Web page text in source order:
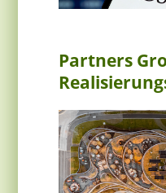
Partners